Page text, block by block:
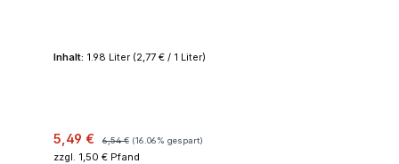
Inhalt: 1.98 Liter (2,77 € / 1 Liter)
Verkaufspreis:
5,49 € 6,54 € (16.06% gespart)
zzgl. 1,50 € Pfand